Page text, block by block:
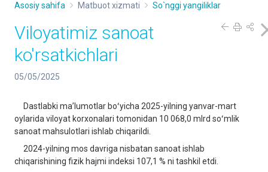
Asosiy sahifa Matbuot xizmati So`nggi yangiliklar
Viloyatimiz sanoat
ko'rsatkichlari
05/05/2025
Dastlabki maʼlumotlar boʻyicha 2025-yilning yanvar-mart
oylarida viloyat korxonalari tomonidan 10 068,0 mlrd soʻmlik
sanoat mahsulotlari ishlab chiqarildi.
2024-yilning mos davriga nisbatan sanoat ishlab
chiqarishining fizik hajmi indeksi 107,1 % ni tashkil etdi.